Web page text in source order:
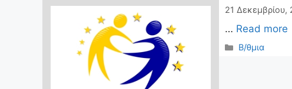
21 Δεκεμβρίου,
… Read more
Κατηγορίες
Β/θμια